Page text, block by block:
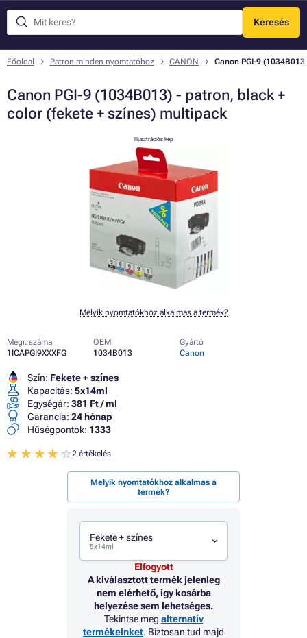
Keresés
Menü
Főoldal Patron minden nyomtatóhoz CANON Canon PGI-9
Canon PGI-9 (1034B013) - patron, black +
color (fekete + színes) multipack
Illusztrációs kép
Melyik nyomtatókhoz alkalmas a termék?
Megr. száma
1ICAPGI9XXXFG
OEM
1034B013
Gyártó
Canon
Szín: Fekete + színes
Kapacitás: 5x14ml
Egységár: 381 Ft / ml
Garancia: 24 hónap
Hűségpontok: 1333
2 értékelés
Melyik nyomtatókhoz alkalmas a
termék?
Fekete + színes
5x14ml
Elfogyott
A kiválasztott termék jelenleg
nem elérhető, így kosárba
helyezése sem lehetséges.
Tekintse meg alternatív
termékeinket. Biztosan tud majd